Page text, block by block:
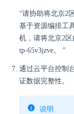
“请协助将北京2
基于资源编排工
机，请将北京2区
tp-65v3jzve。 ”
通过云平台控制
证数据完整性。
说明